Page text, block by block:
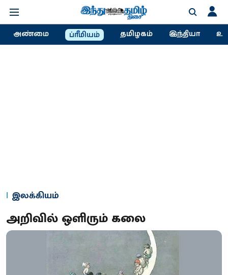
அண்மை ப்ரீமியம் தமிழகம் இந்தியா
இலக்கியம்
அறிவில் ஒளிரும் கலை